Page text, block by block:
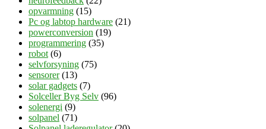
opvarmning (15)
Pc og labtop hardware (21)
powerconversion (19)
programmering (35)
robot (6)
selvforsyning (75)
sensorer(13)
solar gadgets (7)
Solceller Byg Selv (96)
solenergi (9)
solpanel (71)